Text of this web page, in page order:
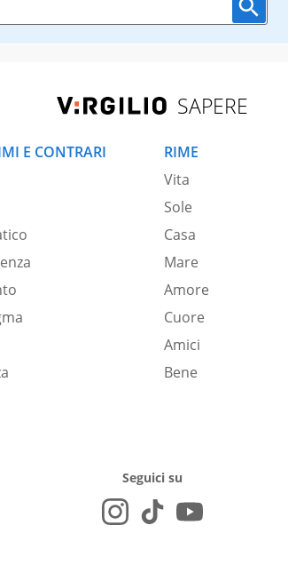
SAPERE
E CONTRARI
RIME
Vita
Sole
Casa
Mare
Amore
Cuore
Amici
Bene
Seguici su